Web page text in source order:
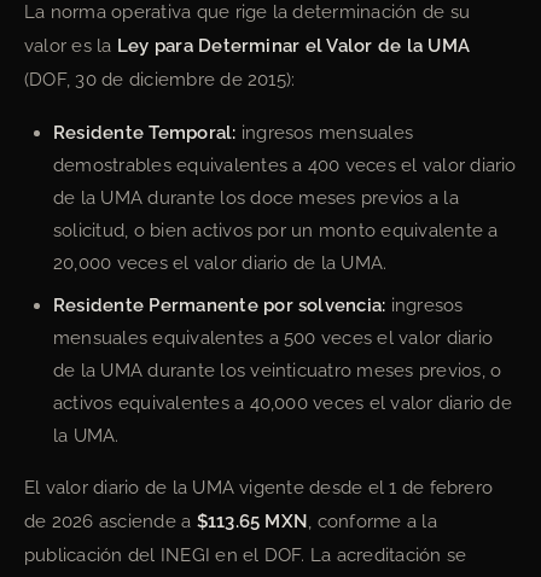
La norma operativa que rige la determinación de su
valor es la Ley para Determinar el Valor de la UMA
(DOF, 30 de diciembre de 2015):
Residente Temporal: ingresos mensuales
demostrables equivalentes a 400 veces el valor diario
de la UMA durante los doce meses previos a la
solicitud, o bien activos por un monto equivalente a
20,000 veces el valor diario de la UMA.
Residente Permanente por solvencia: ingresos
mensuales equivalentes a 500 veces el valor diario
de la UMA durante los veinticuatro meses previos, o
activos equivalentes a 40,000 veces el valor diario de
la UMA.
El valor diario de la UMA vigente desde el 1 de febrero
de 2026 asciende a $113.65 MXN, conforme a la
publicación del INEGI en el DOF. La acreditación se